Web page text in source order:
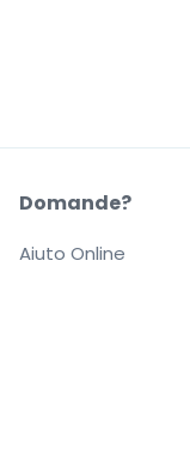
Domande?
Aiuto Online